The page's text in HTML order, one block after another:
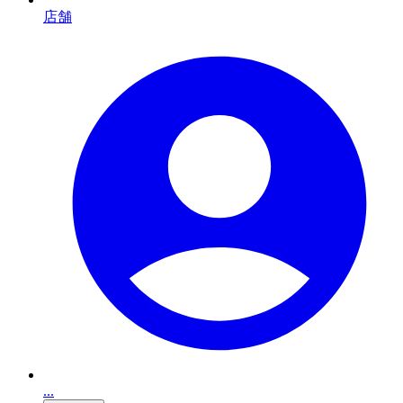
店舗
...